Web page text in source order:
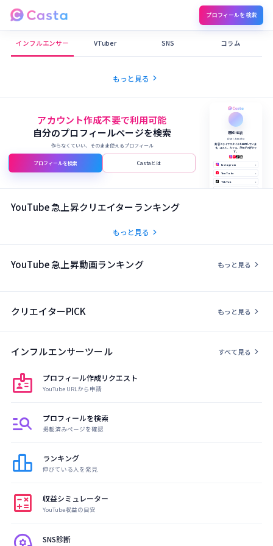
プロフィールを検索
Castaメディア
インフルエンサー VTuber SNS コラム
もっと見る chevron_right
アカウント作成不要で利用可能
自分のプロフィールページを検索
作らなくていい、そのまま使えるプロフィール
プロフィールを検索 Castaとは
田中 結衣
@yui_tanaka
美容とライフスタイルを発信していま
す。コスメ、カフェ、旅行が大好きで
す。
Instagram ›
YouTube ›
TikTok ›
YouTube 急上昇クリエイターランキング
もっと見る chevron_right
YouTube 急上昇動画ランキング もっと見る chevron_right
クリエイターPICK もっと見る chevron_right
インフルエンサーツール すべて見る chevron_right
badge プロフィール作成リクエスト
YouTube URLから申請
manage_search プロフィールを検索
掲載済みページを確認
leaderboard ランキング
伸びている人を発見
calculate 収益シミュレーター
YouTube収益の目安
SNS診断